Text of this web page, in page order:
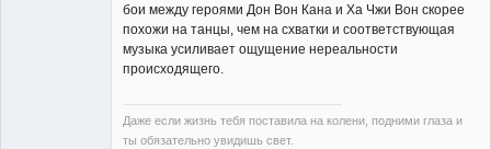
бои между героями Дон Вон Кана и Ха Чжи Вон скорее
похожи на танцы, чем на схватки и соответствующая
музыка усиливает ощущение нереальности
происходящего.
Даже если жизнь тебя поставила на колени, подними глаза и
ты обязательно увидишь свет.